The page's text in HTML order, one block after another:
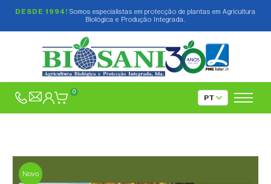
DESDE 1994! Somos especialistas em protecção de plantas em Agricultura
Biológica e Produção Integrada.
0
Novo